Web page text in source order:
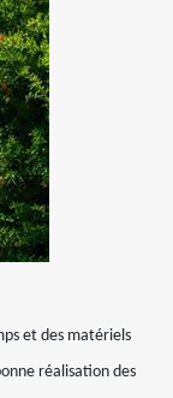
et des matériels
réalisation des